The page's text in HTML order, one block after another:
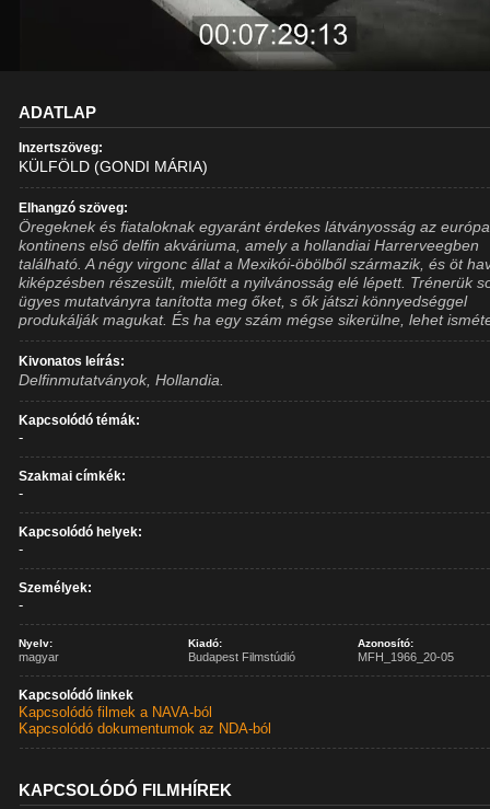
ADATLAP
Inzertszöveg:
KÜLFÖLD (GONDI MÁRIA)
Elhangzó szöveg:
Öregeknek és fiataloknak egyaránt érdekes látványosság az
kontinens első delfin akváriuma, amely a hollandiai Harrerveegben
található. A négy virgonc állat a Mexikói-öbölből származik, és öt
kiképzésben részesült, mielőtt a nyilvánosság elé lépett. Trénerük
ügyes mutatványra tanította meg őket, s ők játszi könnyedséggel
produkálják magukat. És ha egy szám mégse sikerülne, lehet
Kivonatos leírás:
Delfinmutatványok, Hollandia.
Kapcsolódó témák:
-
Szakmai címkék:
-
Kapcsolódó helyek:
-
Személyek:
-
Nyelv:
magyar
Kiadó:
Budapest Filmstúdió
Azonosító:
MFH_1966_20-05
Kapcsolódó linkek
Kapcsolódó filmek a NAVA-ból
Kapcsolódó dokumentumok az NDA-ból
KAPCSOLÓDÓ FILMHÍREK